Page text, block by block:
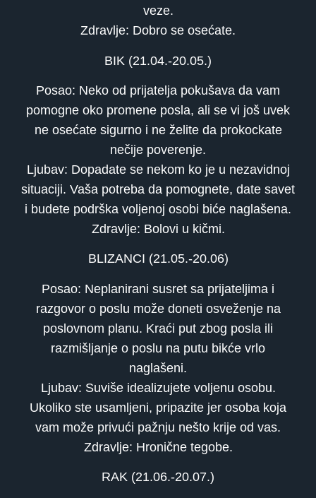
veze.
Zdravlje: Dobro se osećate.
BIK (21.04.-20.05.)
Posao: Neko od prijatelja pokušava da vam
pomogne oko promene posla, ali se vi još uvek
ne osećate sigurno i ne želite da prokockate
nečije poverenje.
Ljubav: Dopadate se nekom ko je u nezavidnoj
situaciji. Vaša potreba da pomognete, date savet
i budete podrška voljenoj osobi biće naglašena.
Zdravlje: Bolovi u kičmi.
BLIZANCI (21.05.-20.06)
Posao: Neplanirani susret sa prijateljima i
razgovor o poslu može doneti osveženje na
poslovnom planu. Kraći put zbog posla ili
razmišljanje o poslu na putu bikće vrlo
naglašeni.
Ljubav: Suviše idealizujete voljenu osobu.
Ukoliko ste usamljeni, pripazite jer osoba koja
vam može privući pažnju nešto krije od vas.
Zdravlje: Hronične tegobe.
RAK (21.06.-20.07.)